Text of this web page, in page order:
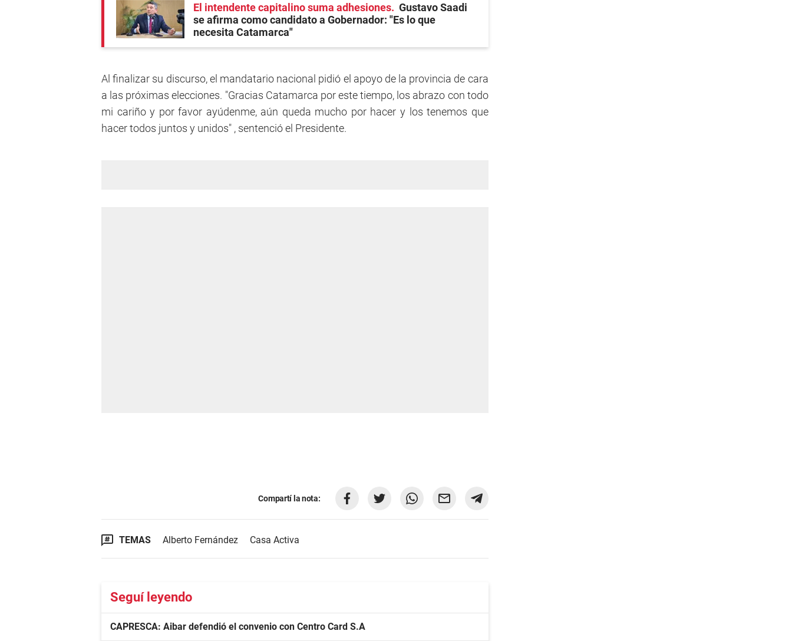
El intendente capitalino suma adhesiones
Gustavo Saadi
se afirma como candidato a Gobernador: "Es lo que
necesita Catamarca"
Al finalizar su discurso, el mandatario nacional pidió el apoyo de la provincia de cara
a las próximas elecciones. "Gracias Catamarca por este tiempo, los abrazo con todo
mi cariño y por favor ayúdenme, aún queda mucho por hacer y los tenemos que
hacer todos juntos y unidos" , sentenció el Presidente.
Compartí la nota:
TEMAS Alberto Fernández Casa Activa
Seguí leyendo
CAPRESCA: Aibar defendió el convenio con Centro Card S.A